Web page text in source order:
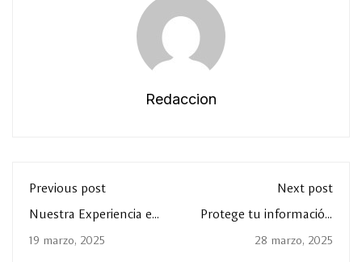
Redaccion
Previous post
Nuestra Experiencia en
Aprendizaje en Línea
19 marzo, 2025
Next post
Protege tu información
y Verifica"
28 marzo, 2025